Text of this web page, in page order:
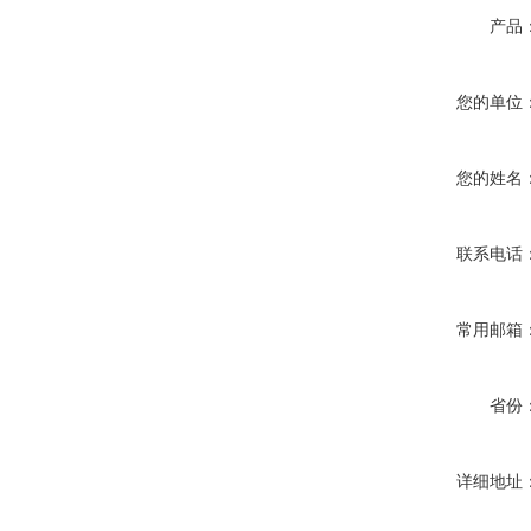
产品
您的单位
您的姓名
联系电话
常用邮箱
省份
详细地址